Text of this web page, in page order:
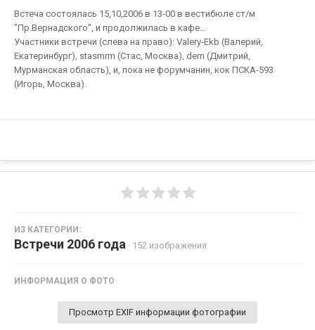
Встеча состоялась 15,10,2006 в 13-00 в вестибюле ст/м
"Пр.Вернадского", и продолжилась в кафе...
Участники встречи (слева на право): Valery-Ekb (Валерий,
Екатеринбург), stasmrm (Стас, Москва), dem (Дмитрий,
Мурманская область), и, пока не форумчанин, кок ПСКА-593
(Игорь, Москва).
ИЗ КАТЕГОРИИ:
Встречи 2006 года · 152 изображения
ИНФОРМАЦИЯ О ФОТО
Просмотр EXIF информации фотографии